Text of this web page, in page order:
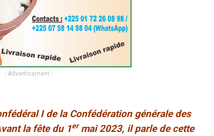
- Advertisement -
I de la Confédération générale des
la fête du 1ermai 2023, il parle de cette